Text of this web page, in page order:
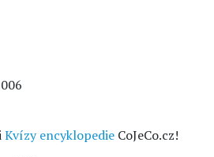
Kvízy encyklopedie CoJeCo.cz!